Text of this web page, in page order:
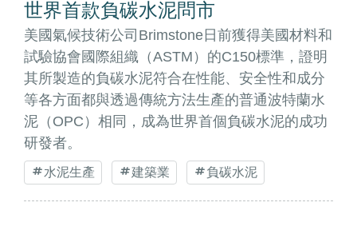
世界首款負碳水泥問市
美國氣候技術公司Brimstone日前獲得美國材料和
試驗協會國際組織（ASTM）的C150標準，證明
其所製造的負碳水泥符合在性能、安全性和成分
等各方面都與透過傳統方法生產的普通波特蘭水
泥（OPC）相同，成為世界首個負碳水泥的成功
研發者。
水泥生產 建築業 負碳水泥